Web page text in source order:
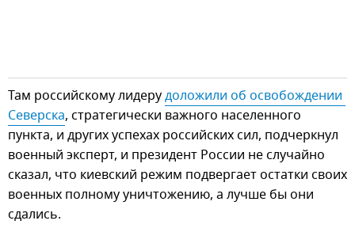
Там российскому лидерудоложили об освобождении
Северска, стратегически важного населенного
пункта, и других успехах российских сил, подчеркнул
военный эксперт, и президент России не случайно
сказал, что киевский режим подвергает остатки своих
военных полному уничтожению, а лучше бы они
сдались.